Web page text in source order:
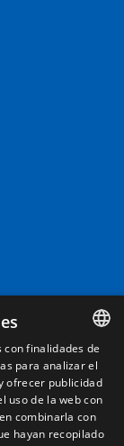
SPANISH
ENGLISH
FRENCH
con finalidades de
para analizar el
ofrecer publicidad
uso de la web con
combinarla con
hayan recopilado